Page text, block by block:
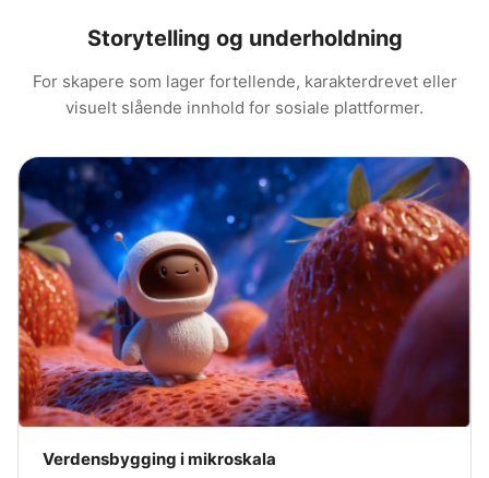
Storytelling og underholdning
For skapere som lager fortellende, karakterdrevet eller
visuelt slående innhold for sosiale plattformer.
Verdensbygging i mikroskala